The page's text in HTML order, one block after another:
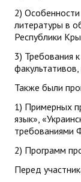
2) Особенности
литературы в
Республики
3) Требования
Также были
1) Примерных
язык»,
требованиями
2) Программ
Перед